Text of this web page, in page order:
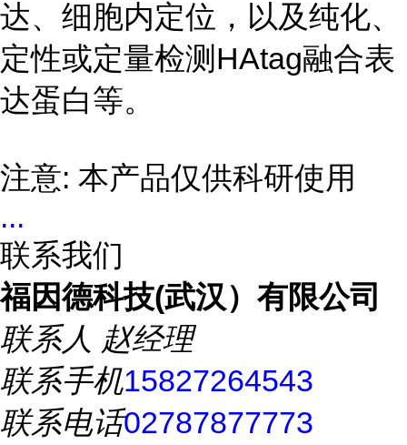
达、细胞内定位，以及纯化、
定性或定量检测HAtag融合表
达蛋白等。
注意: 本产品仅供科研使用
...
联系我们
福因德科技(武汉）有限公司
联系人 赵经理
联系手机15827264543
联系电话02787877773